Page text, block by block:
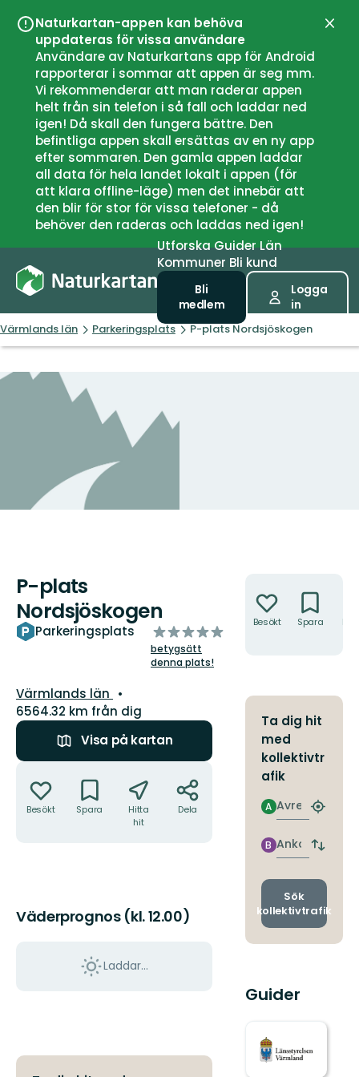
Naturkartan-appen kan behöva
uppdateras för vissa användare
Användare av Naturkartans app för Android
rapporterar i sommar att appen är seg mm.
Vi rekommenderar att man raderar appen
helt från sin telefon i så fall och laddar ned
igen! Då skall den fungera bättre. Den
befintliga appen skall ersättas av en ny app
efter sommaren. Den gamla appen laddar
all data för hela landet lokalt i appen (för
att klara offline-läge) men det innebär att
den blir för stor för vissa telefoner - då
behöver den raderas och laddas ned igen!
UtforskaGuiderLän
Kommuner Bli kund
Bli
medlem
Logga
in
Värmlands län Parkeringsplats P-plats Nordsjöskogen
P-plats
Nordsjöskogen
Parkeringsplats
av
5
stjärnor
betygsätt
denna plats!
Län:
Värmlands län
6564.32 km från dig
Visa på kartan
Besökt Spara
Hitta
hit
Dela
Väderprognos (kl. 12.00)
Laddar...
Besökt Spara
Ta dig hit
med
kollektivtr
afik
Avresa
A
Hitta
Ankomst
B
Byt
och
Sök
kollektivtrafik
Guider